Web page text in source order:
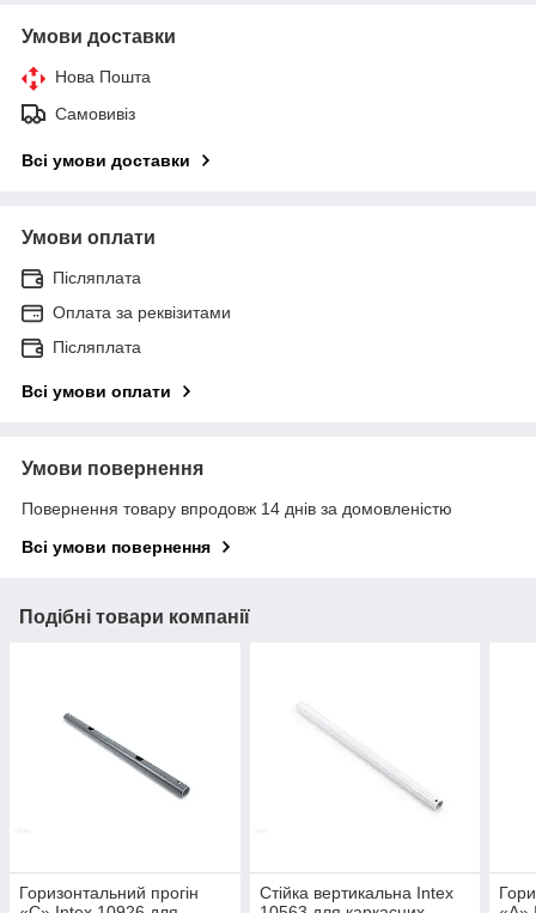
Умови доставки
Нова Пошта
Самовивіз
Всі умови доставки
Умови оплати
Післяплата
Оплата за реквізитами
Післяплата
Всі умови оплати
Умови повернення
Повернення товару впродовж 14 днів за домовленістю
Всі умови повернення
Подібні товари компанії
Горизонтальний прогін
Стійка вертикальна Intex